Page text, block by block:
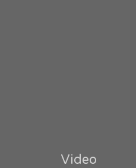
Video